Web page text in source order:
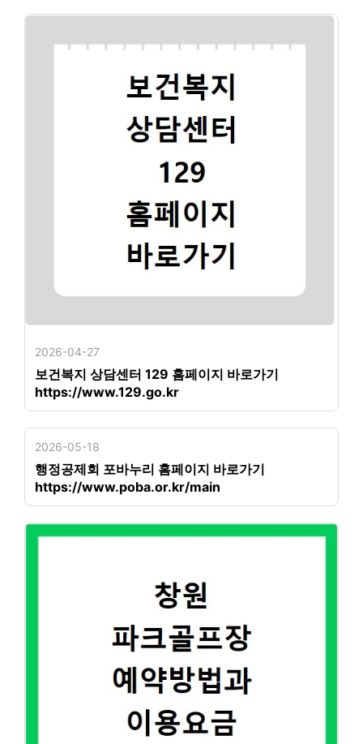
2026-04-27
보건복지 상담센터 129 홈페이지 바로가기
https://www.129.go.kr
2026-05-18
행정공제회 포바누리 홈페이지 바로가기
https://www.poba.or.kr/main